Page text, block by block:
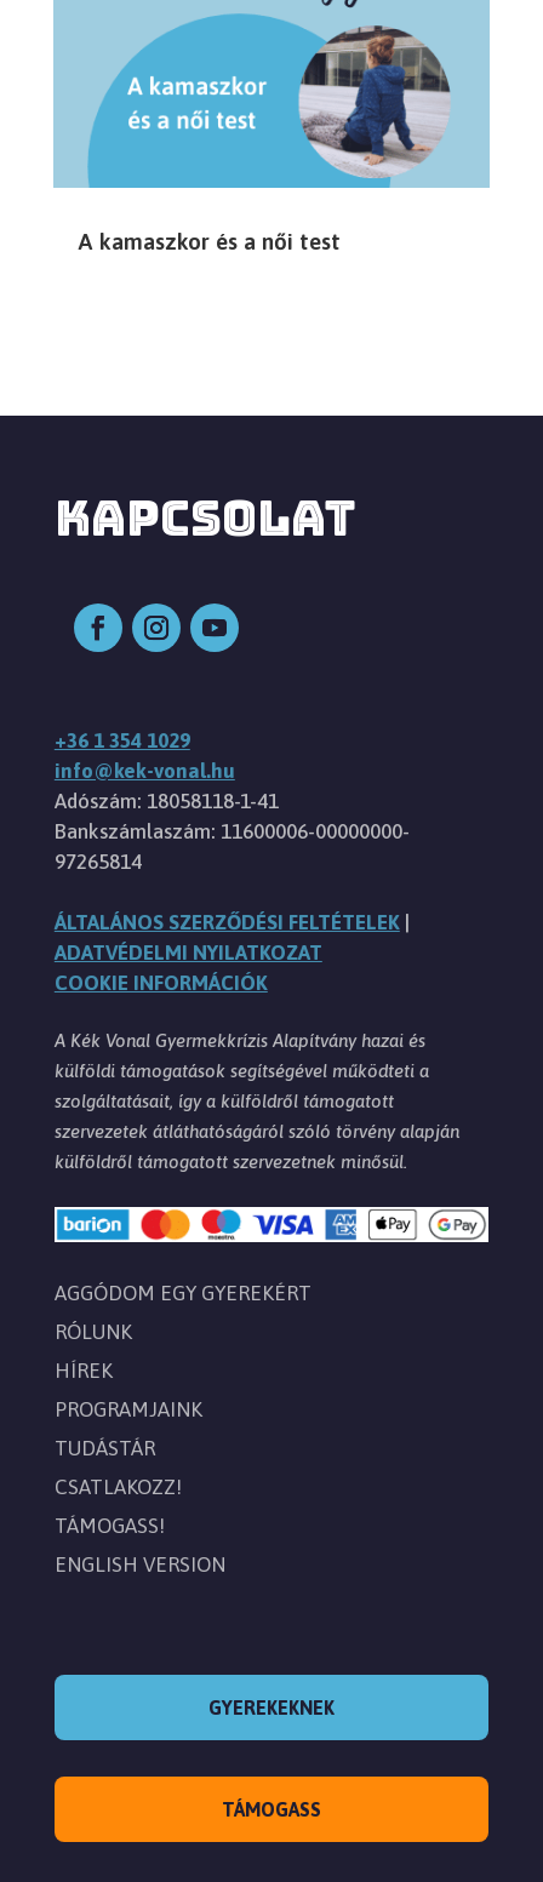
A kamaszkor és a női test
KAPCSOLAT
+36 1 354 1029
info@kek-vonal.hu
Adószám: 18058118-1-41
Bankszámlaszám: 11600006-00000000-
97265814
ÁLTALÁNOS SZERZŐDÉSI FELTÉTELEK|
ADATVÉDELMI NYILATKOZAT
COOKIE INFORMÁCIÓK
A Kék Vonal Gyermekkrízis Alapítvány hazai és
külföldi támogatások segítségével működteti a
szolgáltatásait, így a külföldről támogatott
szervezetek átláthatóságáról szóló törvény alapján
külföldről támogatott szervezetnek minősül.
AGGÓDOM EGY GYEREKÉRT
RÓLUNK
HÍREK
PROGRAMJAINK
TUDÁSTÁR
CSATLAKOZZ!
TÁMOGASS!
ENGLISH VERSION
GYEREKEKNEK
TÁMOGASS